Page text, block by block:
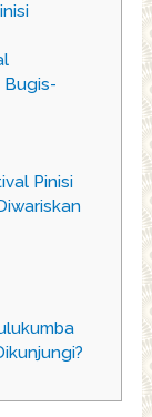
Bugis-
Pinisi